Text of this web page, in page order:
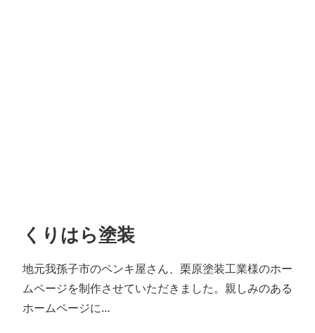
くりはら塗装
地元我孫子市のペンキ屋さん、栗原塗装工業様のホー
ムページを制作させていただきました。親しみのある
ホームページに…